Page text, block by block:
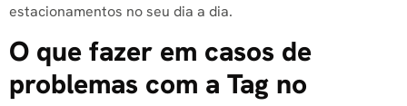
estacionamentos no seu dia a dia.
O que fazer em casos de
problemas com a Tag no